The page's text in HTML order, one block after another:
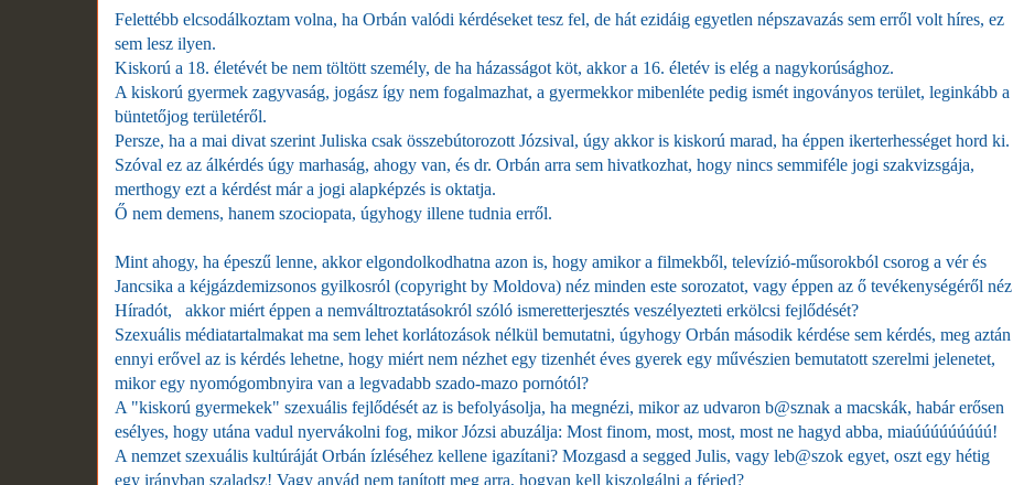
Felettébb elcsodálkoztam volna, ha Orbán valódi kérdéseket tesz fel, de hát ezidáig egyetlen népszavazás sem erről volt híres, ez
sem lesz ilyen.
Kiskorú a 18. életévét be nem töltött személy, de ha házasságot köt, akkor a 16. életév is elég a nagykorúsághoz.
A kiskorú gyermek zagyvaság, jogász így nem fogalmazhat, a gyermekkor mibenléte pedig ismét ingoványos terület, leginkább a
büntetőjog területéről.
Persze, ha a mai divat szerint Juliska csak összebútorozott Józsival, úgy akkor is kiskorú marad, ha éppen ikerterhességet hord ki.
Szóval ez az álkérdés úgy marhaság, ahogy van, és dr. Orbán arra sem hivatkozhat, hogy nincs semmiféle jogi szakvizsgája,
merthogy ezt a kérdést már a jogi alapképzés is oktatja.
Ő nem demens, hanem szociopata, úgyhogy illene tudnia erről.
Mint ahogy, ha épeszű lenne, akkor elgondolkodhatna azon is, hogy amikor a filmekből, televízió-műsorokból csorog a vér és
Jancsika a kéjgázdemizsonos gyilkosról (copyright by Moldova) néz minden este sorozatot, vagy éppen az ő tevékenységéről néz
Híradót, akkor miért éppen a nemváltroztatásokról szóló ismeretterjesztés veszélyezteti erkölcsi fejlődését?
Szexuális médiatartalmakat ma sem lehet korlátozások nélkül bemutatni, úgyhogy Orbán második kérdése sem kérdés, meg aztán
ennyi erővel az is kérdés lehetne, hogy miért nem nézhet egy tizenhét éves gyerek egy művészien bemutatott szerelmi jelenetet,
mikor egy nyomógombnyira van a legvadabb szado-mazo pornótól?
A "kiskorú gyermekek" szexuális fejlődését az is befolyásolja, ha megnézi, mikor az udvaron b@sznak a macskák, habár erősen
esélyes, hogy utána vadul nyervákolni fog, mikor Józsi abuzálja: Most finom, most, most, most ne hagyd abba, miaúúúúúúúúú!
A nemzet szexuális kultúráját Orbán ízléséhez kellene igazítani? Mozgasd a segged Julis, vagy leb@szok egyet, oszt egy hétig
egy irányban szaladsz! Vagy anyád nem tanított meg arra, hogyan kell kiszolgálni a férjed?